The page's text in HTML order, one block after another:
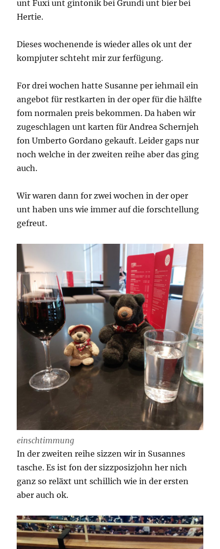
unt Fuxi unt gintonik bei Grundi unt bier bei
Hertie.
Dieses wochenende is wieder alles ok unt der
kompjuter schteht mir zur ferfügung.
For drei wochen hatte Susanne per iehmail ein
angebot für restkarten in der oper für die hälfte
fom normalen preis bekommen. Da haben wir
zugeschlagen unt karten für Andrea Schernjeh
fon Umberto Gordano gekauft. Leider gaps nur
noch welche in der zweiten reihe aber das ging
auch.
Wir waren dann for zwei wochen in der oper
unt haben uns wie immer auf die forschtellung
gefreut.
einschtimmung
In der zweiten reihe sizzen wir in Susannes
tasche. Es ist fon der sizzposizjohn her nich
ganz so reläxt unt schillich wie in der ersten
aber auch ok.